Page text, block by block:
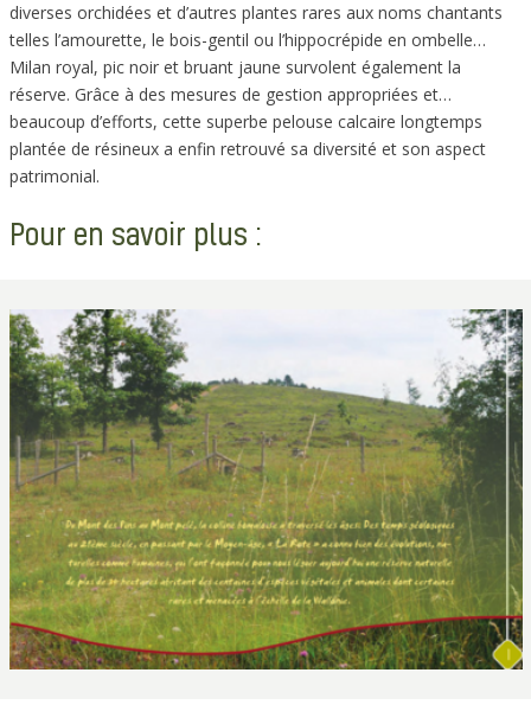
diverses orchidées et d’autres plantes rares aux noms chantants
telles l’amourette, le bois-gentil ou l’hippocrépide en ombelle…
Milan royal, pic noir et bruant jaune survolent également la
réserve. Grâce à des mesures de gestion appropriées et…
beaucoup d’efforts, cette superbe pelouse calcaire longtemps
plantée de résineux a enfin retrouvé sa diversité et son aspect
patrimonial.
Pour en savoir plus :